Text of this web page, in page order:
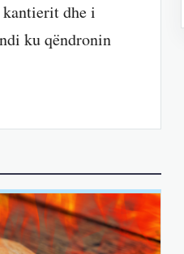
kantierit dhe i
ku qëndronin